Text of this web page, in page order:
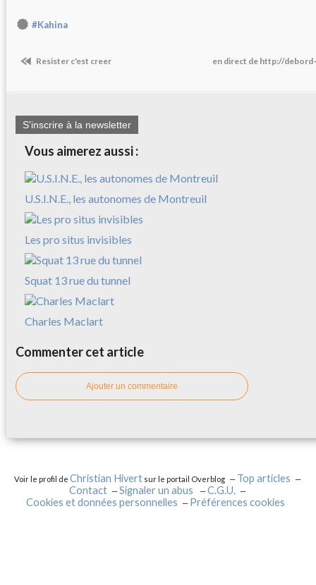
#Kahina
Resister c'est creer en direct de http://
S'inscrire à la newsletter
Vous aimerez aussi :
U.S.I.N.E., les autonomes de Montreuil
Les pro situs invisibles
Squat 13 rue du tunnel
Charles Maclart
Commenter cet article
Ajouter un commentaire
Voir le profil deChristian Hivert sur le portail Overblog
Top articles
Contact
Signaler un abus
C.G.U.
Cookies et données personnelles
Préférences cookies